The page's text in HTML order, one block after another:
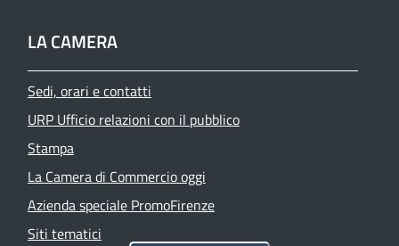
LA CAMERA
Sedi, orari e contatti
URP Ufficio relazioni con il pubblico
Stampa
La Camera di Commercio oggi
Azienda speciale PromoFirenze
Siti tematici